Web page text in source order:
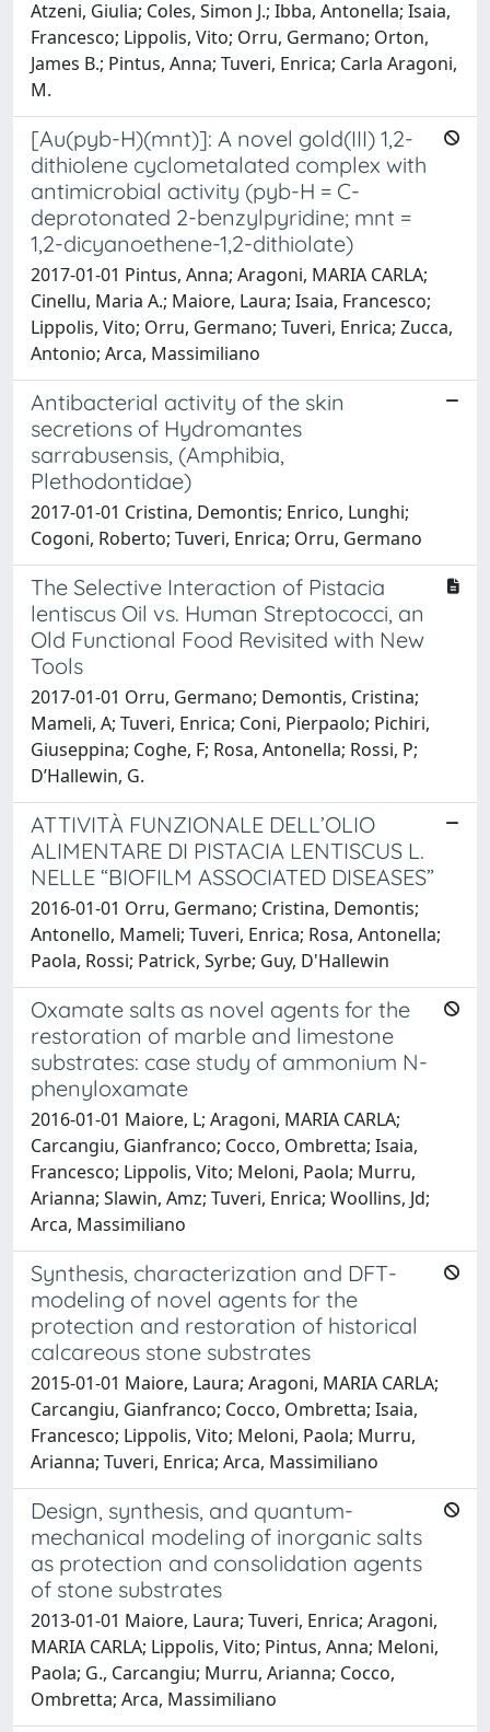
Atzeni, Giulia; Coles, Simon J.; Ibba, Antonella; Isaia,
Francesco; Lippolis, Vito; Orru, Germano; Orton,
James B.; Pintus, Anna; Tuveri, Enrica; Carla Aragoni,
M.
[Au(pyb-H)(mnt)]: A novel gold(III) 1,2-
dithiolene cyclometalated complex with
antimicrobial activity (pyb-H = C-
deprotonated 2-benzylpyridine; mnt =
1,2-dicyanoethene-1,2-dithiolate)
2017-01-01 Pintus, Anna; Aragoni, MARIA CARLA;
Cinellu, Maria A.; Maiore, Laura; Isaia, Francesco;
Lippolis, Vito; Orru, Germano; Tuveri, Enrica; Zucca,
Antonio; Arca, Massimiliano
Antibacterial activity of the skin
secretions of Hydromantes
sarrabusensis, (Amphibia,
Plethodontidae)
2017-01-01 Cristina, Demontis; Enrico, Lunghi;
Cogoni, Roberto; Tuveri, Enrica; Orru, Germano
The Selective Interaction of Pistacia
lentiscus Oil vs. Human Streptococci, an
Old Functional Food Revisited with New
Tools
2017-01-01 Orru, Germano; Demontis, Cristina;
Mameli, A; Tuveri, Enrica; Coni, Pierpaolo; Pichiri,
Giuseppina; Coghe, F; Rosa, Antonella; Rossi, P;
D’Hallewin, G.
ATTIVITÀ FUNZIONALE DELL’OLIO
ALIMENTARE DI PISTACIA LENTISCUS L.
NELLE “BIOFILM ASSOCIATED DISEASES”
2016-01-01 Orru, Germano; Cristina, Demontis;
Antonello, Mameli; Tuveri, Enrica; Rosa, Antonella;
Paola, Rossi; Patrick, Syrbe; Guy, D'Hallewin
Oxamate salts as novel agents for the
restoration of marble and limestone
substrates: case study of ammonium N-
phenyloxamate
2016-01-01 Maiore, L; Aragoni, MARIA CARLA;
Carcangiu, Gianfranco; Cocco, Ombretta; Isaia,
Francesco; Lippolis, Vito; Meloni, Paola; Murru,
Arianna; Slawin, Amz; Tuveri, Enrica; Woollins, Jd;
Arca, Massimiliano
Synthesis, characterization and DFT-
modeling of novel agents for the
protection and restoration of historical
calcareous stone substrates
2015-01-01 Maiore, Laura; Aragoni, MARIA CARLA;
Carcangiu, Gianfranco; Cocco, Ombretta; Isaia,
Francesco; Lippolis, Vito; Meloni, Paola; Murru,
Arianna; Tuveri, Enrica; Arca, Massimiliano
Design, synthesis, and quantum-
mechanical modeling of inorganic salts
as protection and consolidation agents
of stone substrates
2013-01-01 Maiore, Laura; Tuveri, Enrica; Aragoni,
MARIA CARLA; Lippolis, Vito; Pintus, Anna; Meloni,
Paola; G., Carcangiu; Murru, Arianna; Cocco,
Ombretta; Arca, Massimiliano